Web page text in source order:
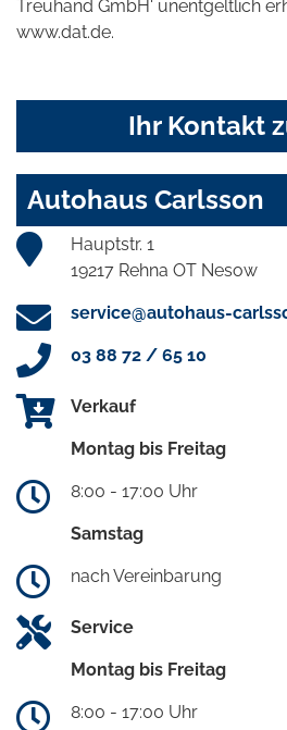
Treuhand GmbH' unentgeltlich
www.dat.de.
Ihr Kontakt
Autohaus Carlsson
Hauptstr. 1
19217 Rehna OT Nesow
service@autohaus-
03 88 72 / 65 10
Verkauf
Montag bis Freitag
8:00 - 17:00 Uhr
Samstag
nach Vereinbarung
Service
Montag bis Freitag
8:00 - 17:00 Uhr